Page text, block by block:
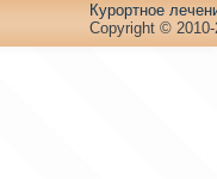
Куpортное
Copyright ©